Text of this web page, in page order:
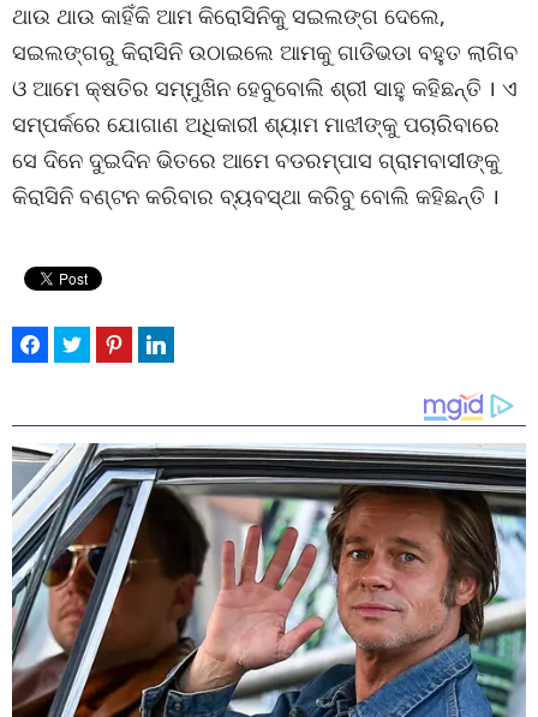
ଥାଉ ଥାଉ କାହିଁକି ଆମ କିରୋସିନିକୁ ସଇଲଙ୍ଗ ଦେଲେ,
ସଇଲଙ୍ଗରୁ କିରାସିନି ଉଠାଇଲେ ଆମକୁ ଗାଡିଭଡା ବହୁତ ଲାଗିବ
ଓ ଆମେ କ୍ଷତିର ସମ୍ମୁଖିନ ହେବୁବୋଲି ଶ୍ରୀ ସାହୁ କହିଛନ୍ତି । ଏ
ସମ୍ପର୍କରେ ଯୋଗାଣ ଅଧିକାରୀ ଶ୍ୟାମ ମାଝୀଙ୍କୁ ପଚାରିବାରେ
ସେ ଦିନେ ଦୁଇଦିନ ଭିତରେ ଆମେ ବଡରମ୍ପାସ ଗ୍ରାମବାସୀଙ୍କୁ
କିରାସିନି ବଣ୍ଟନ କରିବାର ବ୍ୟବସ୍ଥା କରିବୁ ବୋଲି କହିଛନ୍ତି ।